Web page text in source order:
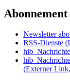
Abonnement
Newsletter
RSS-Dienste
(Externer